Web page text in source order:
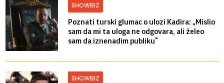
SHOWBIZ
Poznati turski glumac o ulozi Kadira: „Mislio
sam da mi ta uloga ne odgovara, ali želeo
sam da iznenadim publiku“
SHOWBIZ